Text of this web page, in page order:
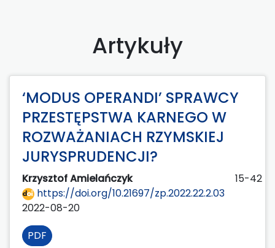
Artykuły
‘MODUS OPERANDI’ SPRAWCY
PRZESTĘPSTWA KARNEGO W
ROZWAŻANIACH RZYMSKIEJ
JURYSPRUDENCJI?
Krzysztof Amielańczyk
15-42
https://doi.org/10.21697/zp.2022.22.2.03
2022-08-20
PDF